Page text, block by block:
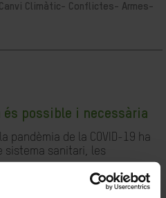
Canvi Climàtic-
Conflictes- Armes-
possible i necessària
pandèmia de la COVID-19 ha
sistema sanitari, les